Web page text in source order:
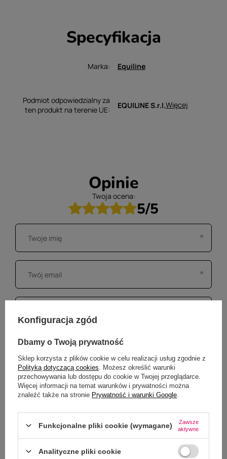
Specyfikacja
Marka Equiline
Podmiot odpowiedzialny za
ten produkt na terenie UE
EQUILINE S.r.l.Więcej
Opinie
Twoja ocena:
5/5
Dodaj własne zdjęcie produktu:
Wybierz plik
Konfiguracja zgód
Dbamy o Twoją prywatność
Sklep korzysta z plików cookie w celu realizacji usług zgodnie z
Polityką dotyczącą cookies . Możesz określić warunki
przechowywania lub dostępu do cookie w Twojej przeglądarce.
Więcej informacji na temat warunków i prywatności można
znaleźć także na stronie Prywatność i warunki Google
Funkcjonalne pliki cookie (wymagane)
Zawsze
aktywne
Analityczne pliki cookie